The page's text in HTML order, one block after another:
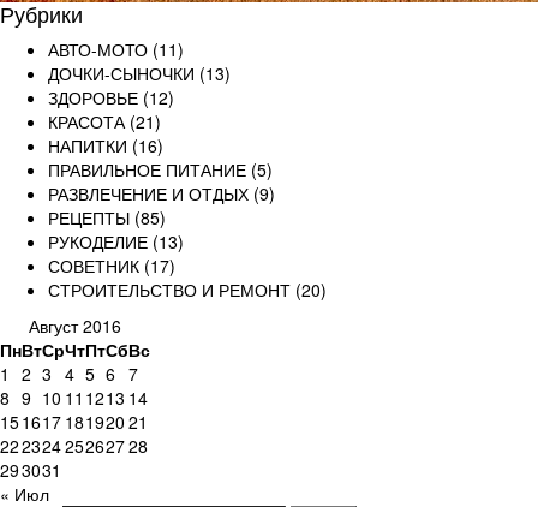
Рубрики
АВТО-МОТО (11)
ДОЧКИ-СЫНОЧКИ (13)
ЗДОРОВЬЕ (12)
КРАСОТА(21)
НАПИТКИ (16)
ПРАВИЛЬНОЕ ПИТАНИЕ (5)
РАЗВЛЕЧЕНИЕ И ОТДЫХ (9)
РЕЦЕПТЫ (85)
РУКОДЕЛИЕ (13)
СОВЕТНИК (17)
СТРОИТЕЛЬСТВО И РЕМОНТ (20)
Август 2016
ПнВтСрЧтПтСбВс
« Июл
1 2 3 4 5 6 7
8 9 10 11 1213 14
151617 181920 21
22232425262728
293031